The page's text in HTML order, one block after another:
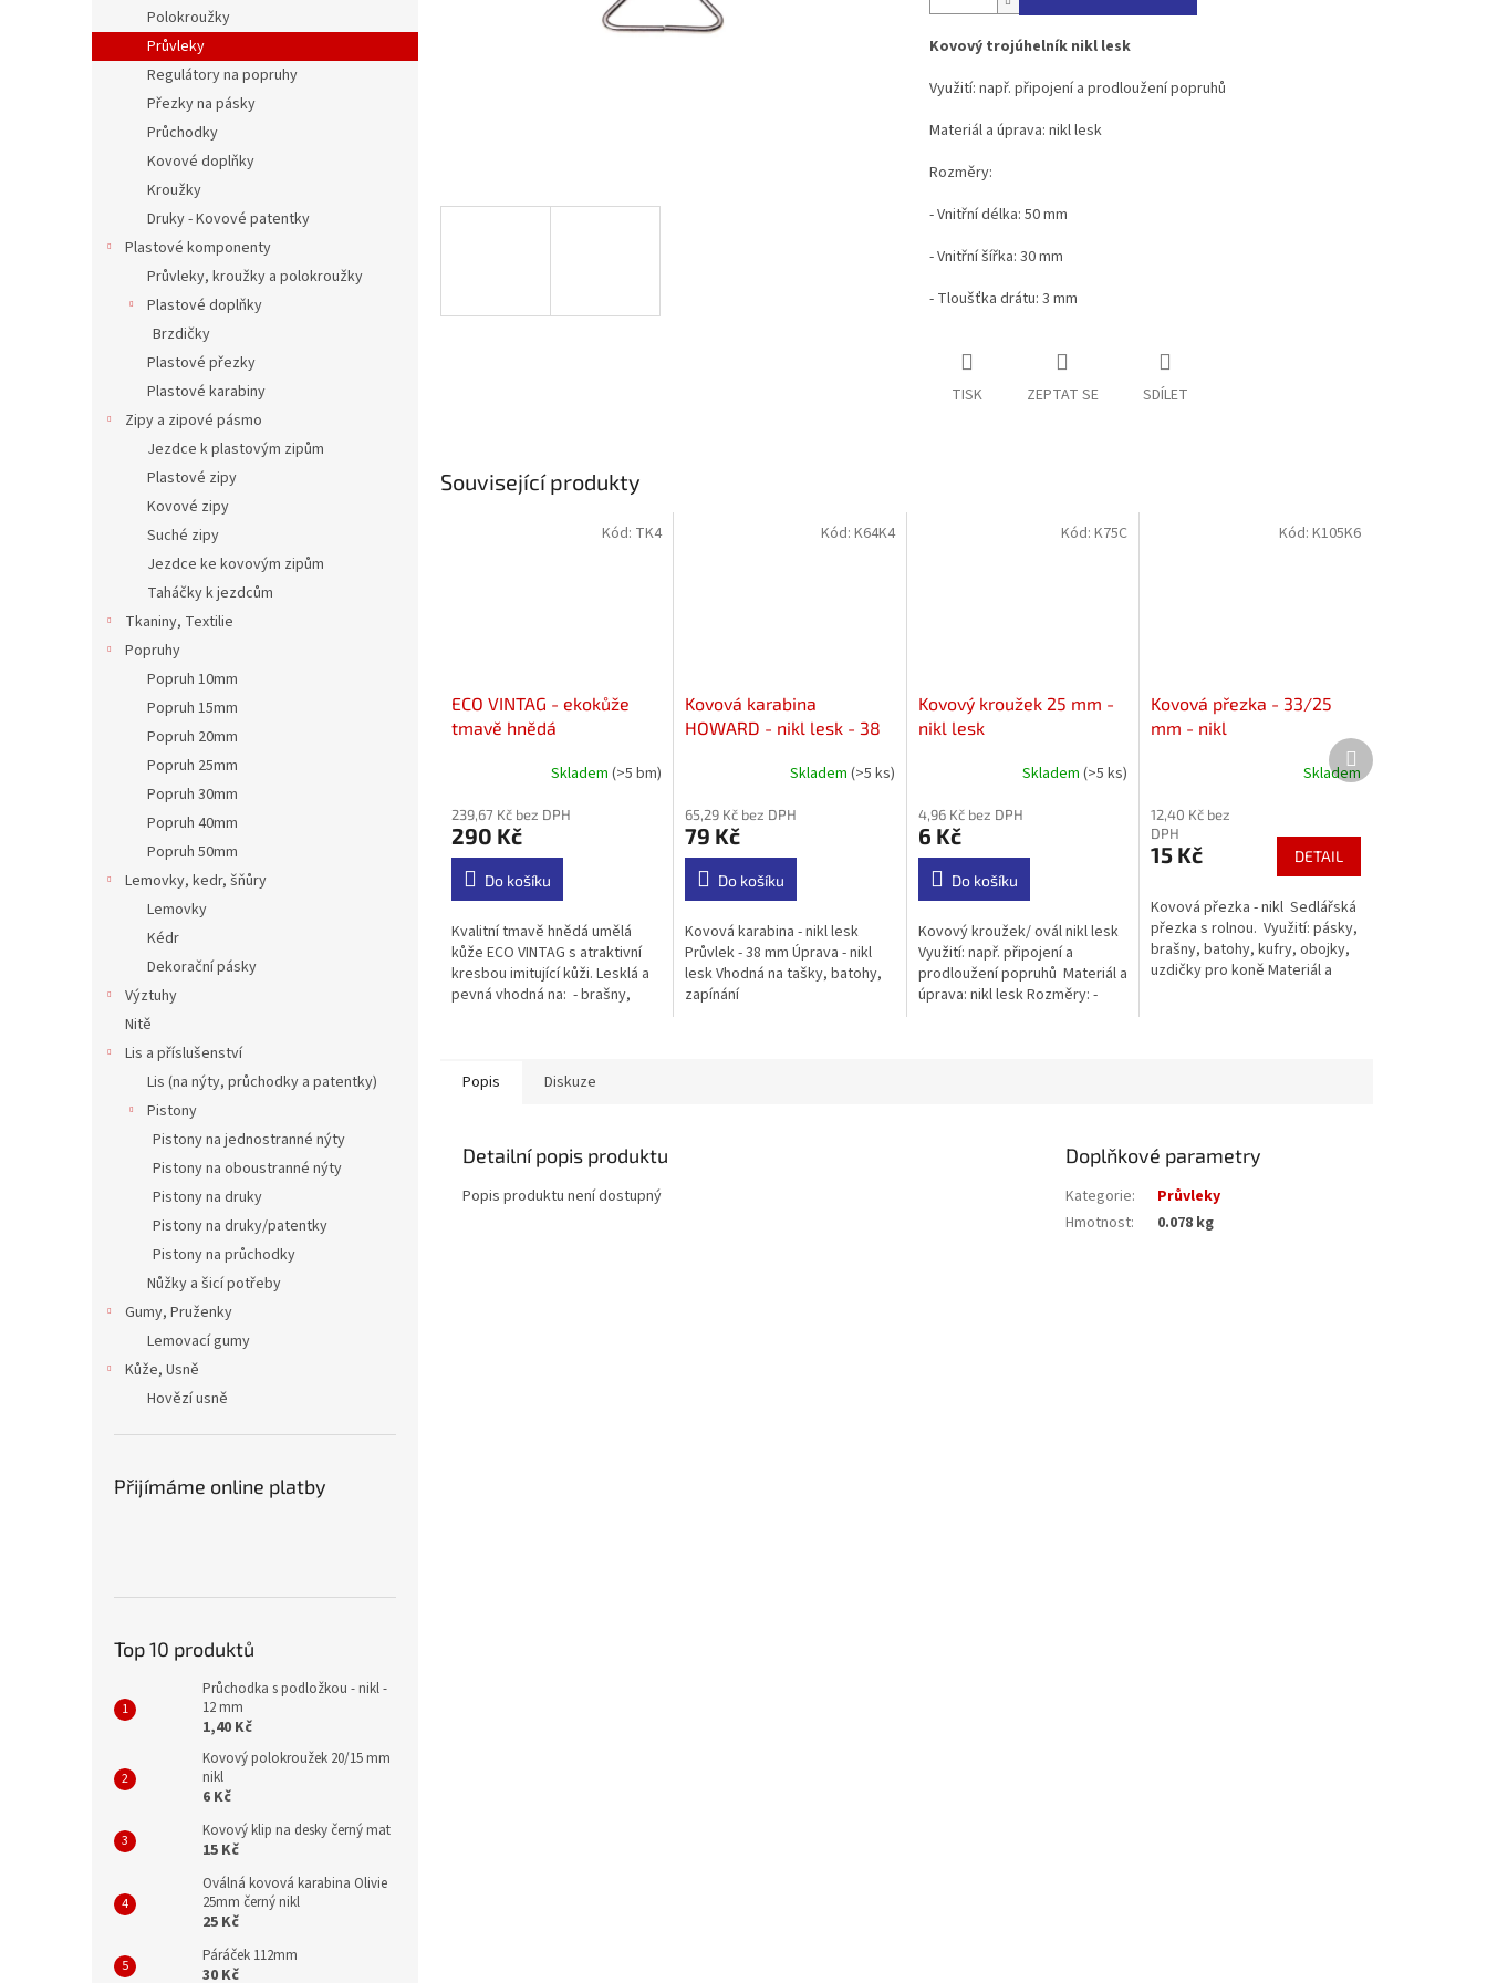
e
l
Polokroužky
Průvleky
Regulátory na popruhy
Přezky na pásky
Průchodky
Kovové doplňky
Kroužky
Druky - Kovové patentky
Plastové komponenty
Průvleky, kroužky a polokroužky
Plastové doplňky
Brzdičky
Plastové přezky
Plastové karabiny
Zipy a zipové pásmo
Jezdce k plastovým zipům
Plastové zipy
Kovové zipy
Suché zipy
Jezdce ke kovovým zipům
Taháčky k jezdcům
Tkaniny, Textilie
Popruhy
Popruh 10mm
Popruh 15mm
Popruh 20mm
Popruh 25mm
Popruh 30mm
Popruh 40mm
Popruh 50mm
Lemovky, kedr, šňůry
Lemovky
Kédr
Dekorační pásky
Výztuhy
Nitě
Lis a příslušenství
Lis (na nýty, průchodky a patentky)
Pistony
Pistony na jednostranné nýty
Pistony na oboustranné nýty
Pistony na druky
Pistony na druky/patentky
Pistony na průchodky
Nůžky a šicí potřeby
Gumy, Pruženky
Lemovací gumy
Kůže, Usně
Hovězí usně
Přijímáme online platby
Top 10 produktů
Průchodka s podložkou - nikl -
12 mm
1,40 Kč
Kovový polokroužek 20/15 mm
nikl
6 Kč
Kovový klip na desky černý mat
15 Kč
Oválná kovová karabina Olivie
25mm černý nikl
25 Kč
Páráček 112mm
30 Kč
Kovový trojúhelník nikl lesk
Využití: např. připojení a prodloužení popruhů
Materiál a úprava: nikl lesk
Rozměry:
- Vnitřní délka: 50 mm
- Vnitřní šířka: 30 mm
- Tloušťka drátu: 3 mm
TISK ZEPTAT SE SDÍLET
Související produkty
ECO VINTAG - ekokůže
tmavě hnědá
produktu
je
4,8
5
hvězdiček.
Skladem (>5 bm)
239,67 Kč bez DPH
290 Kč
Do košíku
Kvalitní tmavě hnědá umělá
kůže ECO VINTAG s atraktivní
kresbou imitující kůži. Lesklá a
pevná vhodná na: - brašny,
Kód: TK4
Kovová karabina
HOWARD - nikl lesk - 38
Skladem (>5 ks)
65,29 Kč bez DPH
79 Kč
Do košíku
Kovová karabina - nikl lesk
Průvlek - 38 mm Úprava - nikl
lesk Vhodná na tašky, batohy,
zapínání
Kód: K64K4
Kovový kroužek 25 mm -
nikl lesk
Skladem(>5 ks)
4,96 Kč bez DPH
6 Kč
Do košíku
Kovový kroužek/ ovál nikl lesk
Využití: např. připojení a
prodloužení popruhů Materiál a
úprava: nikl lesk Rozměry: -
Kód:K75C
Kovová přezka - 33/25
mm - nikl
Skladem
12,40 Kč bez
DPH
15 Kč DETAIL
Kovová přezka - nikl Sedlářská
přezka s rolnou. Využití: pásky,
brašny, batohy, kufry, obojky,
uzdičky pro koně Materiál a
Kód: K105K6
Další
produkt
Popis Diskuze
Detailní popis produktu
Popis produktu není dostupný
Doplňkové parametry
Kategorie:
Průvleky
Hmotnost: 0.078 kg